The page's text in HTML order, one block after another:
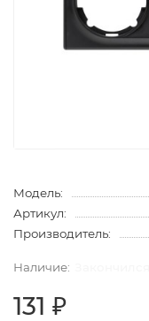
Модель:
Артикул:
Производитель:
131 ₽